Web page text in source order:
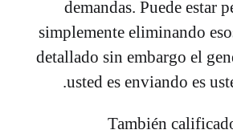
demandas. Puede estar
simplemente eliminando
detallado sin embargo el
usted es enviando es
También